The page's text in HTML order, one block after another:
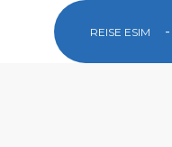
REISE ESIM